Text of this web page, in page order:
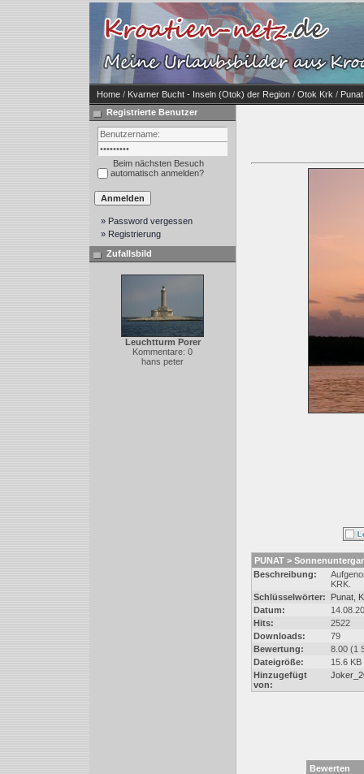
Home / Kvarner Bucht - Inseln (Otok) der Region / Otok Krk / Punat
Registrierte Benutzer
Beim nächsten Besuch
automatisch anmelden?
» Password vergessen
» Registrierung
Zufallsbild
Leuchtturm Porer
Kommentare: 0
hans peter
PUNAT >
Beschreibung:
KRK.
Schlüsselwörter:
Punat
Datum:
Hits:
2522
Downloads:
79
Bewertung:
8.00 (1
Dateigröße:
15.6 KB
Hinzugefügt
von:
Bewerten